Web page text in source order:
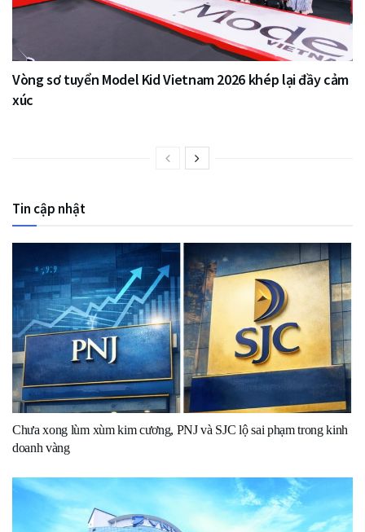
Vòng sơ tuyển Model Kid Vietnam 2026 khép lại đầy cảm
xúc
Tin cập nhật
Chưa xong lùm xùm kim cương, PNJ và SJC lộ sai phạm trong kinh
doanh vàng